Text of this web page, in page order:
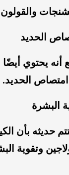
الحديد
أنه يحتوي
الحديد.
البشرة
حديثه بأن
وتقوية